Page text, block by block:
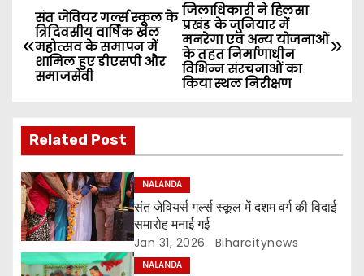
P
o
s
t
n
a
v
i
जिलाधिकारी ने हिलसा
प्रखंड के जुनियार में
मनरेगा एवं अन्य योजनाओं
के तहत निर्माणाधीन
विभिन्न संरचनाओं का
किया स्थल निरीक्षण
संत जेवियर गर्ल्स स्कूल के
त्रिदिवसीय वार्षिक खेल
महोत्सव के समापन में
शामिल हुए डीएसपी और
समाजसेवी
Related Post
NALANDA
संत जेवियर्स गर्ल्स स्कूल में दशम वर्ग की विदाई
समारोह मनाई गई
Jan 31, 2026 Biharcitynews
NALANDA